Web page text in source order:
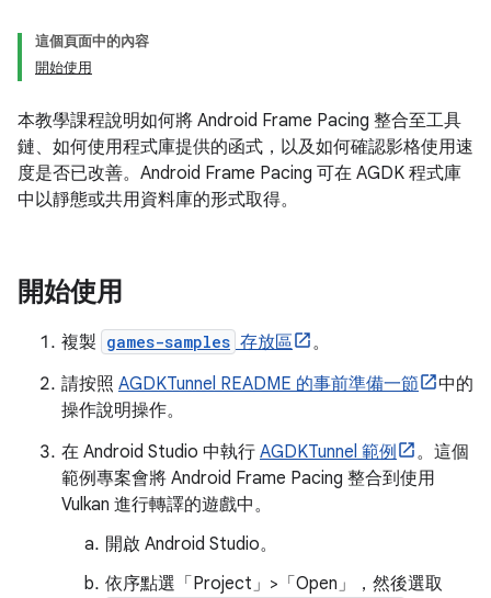
這個頁面中的內容
開始使用
本教學課程說明如何將 Android Frame Pacing 整合至工具
鏈、如何使用程式庫提供的函式，以及如何確認影格使用速
度是否已改善。Android Frame Pacing 可在 AGDK 程式庫
中以靜態或共用資料庫的形式取得。
開始使用
複製 games-samples 存放區
。
請按照 AGDKTunnel README 的事前準備一節
中的
操作說明操作。
在 Android Studio 中執行 AGDKTunnel 範例
。這個
範例專案會將 Android Frame Pacing 整合到使用
Vulkan 進行轉譯的遊戲中。
開啟 Android Studio。
依序點選「Project」>「Open」
，然後選取